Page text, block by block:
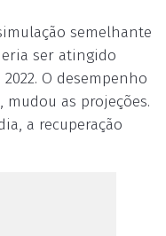
semelhante
ser atingido
O desempenho
as projeções.
a recuperação